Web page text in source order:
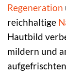
Regeneration
reichhaltige
Hautbild
mildern und